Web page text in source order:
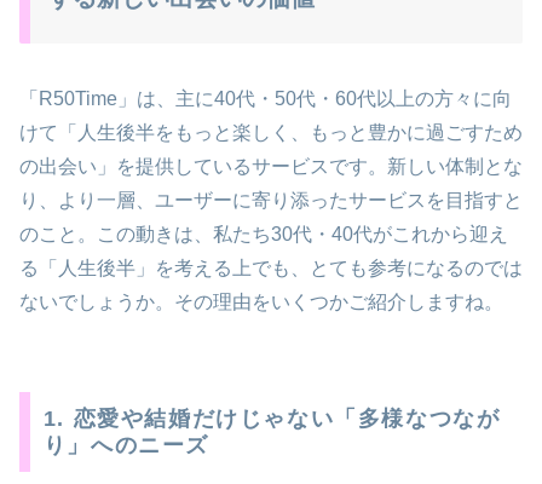
「R50Time」は、主に40代・50代・60代以上の方々に向
けて「人生後半をもっと楽しく、もっと豊かに過ごすため
の出会い」を提供しているサービスです。新しい体制とな
り、より一層、ユーザーに寄り添ったサービスを目指すと
のこと。この動きは、私たち30代・40代がこれから迎え
る「人生後半」を考える上でも、とても参考になるのでは
ないでしょうか。その理由をいくつかご紹介しますね。
1. 恋愛や結婚だけじゃない「多様なつなが
り」へのニーズ